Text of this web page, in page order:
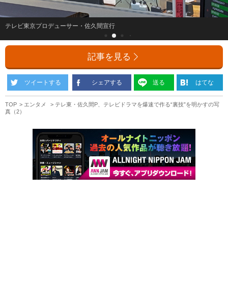
テレビ東京プロデューサー・佐久間宣行
記事を見る
ツイートする シェアする 送る はてな
TOP エンタメ
テレ東・佐久間P、テレビドラマを爆速で作る“裏技”を明かすの写
真（2）